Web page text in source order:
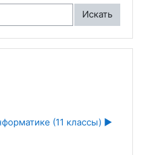
Искать
(11 классы) ▶︎